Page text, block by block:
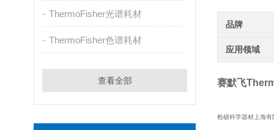
ThermoFisher光谱耗材
ThermoFisher色谱耗材
查看全部
品牌
应用领域
赛默飞
检硕科学器材上海